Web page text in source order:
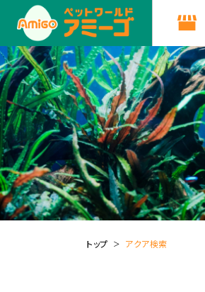
トップ アクア検索